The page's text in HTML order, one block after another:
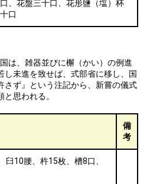
、花盤三十口、花形鹽（塩）杯
口
は、雑器並びに檞（かい）の例進
し未進を致せば、式部省に移し、国
さず』という注記から、新嘗の儀式
思われる。
備
考
臼10腰、杵15枚、槽8口、